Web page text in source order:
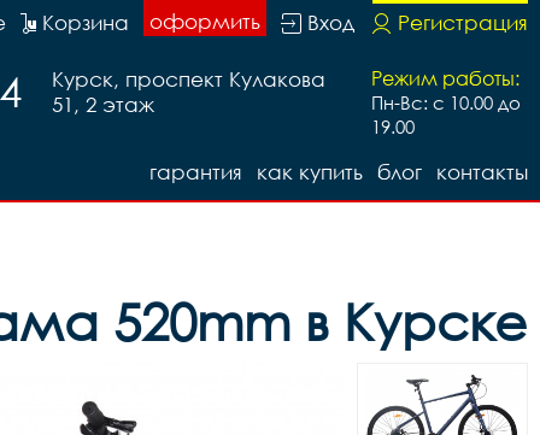
Регистрация
Вход
оформить
Корзина
Режим работы:
Пн-Вс: с 10.00 до
19.00
Курск, проспект Кулакова
51, 2 этаж
контакты
блог
как купить
гарантия
520mm в Курске